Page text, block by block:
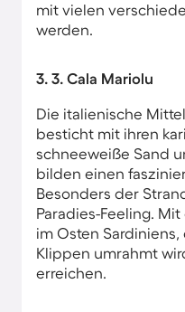
mit vielen
werden.
3. 3. Cala Mariolu
Die italienische
besticht mit ihren
schneeweiße Sand
bilden einen
Besonders der
Paradies-Feeling.
im Osten
Klippen umrahmt
erreichen.